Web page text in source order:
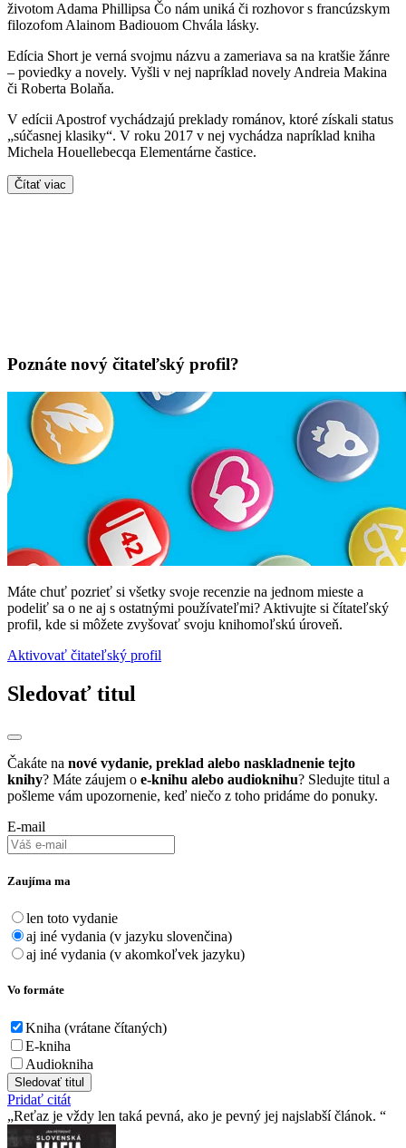
životom Adama Phillipsa Čo nám uniká či rozhovor s francúzskym
filozofom Alainom Badiouom Chvála lásky.
Edícia Short je verná svojmu názvu a zameriava sa na kratšie žánre
– poviedky a novely. Vyšli v nej napríklad novely Andreia Makina
či Roberta Bolaňa.
V edícii Apostrof vychádzajú preklady románov, ktoré získali status
„súčasnej klasiky“. V roku 2017 v nej vychádza napríklad kniha
Michela Houellebecqa Elementárne častice.
Čítať viac
Poznáte nový čitateľský profil?
Máte chuť pozrieť si všetky svoje recenzie na jednom mieste a
podeliť sa o ne aj s ostatnými používateľmi? Aktivujte si čítateľský
profil, kde si môžete zvyšovať svoju knihomoľskú úroveň.
Aktivovať čitateľský profil
Sledovať titul
Čakáte na nové vydanie, preklad alebo naskladnenie tejto
knihy? Máte záujem o e-knihu alebo audioknihu? Sledujte titul a
pošleme vám upozornenie, keď niečo z toho pridáme do ponuky.
E-mail
Zaujíma ma
len toto vydanie
aj iné vydania (v jazyku slovenčina)
aj iné vydania (v akomkoľvek jazyku)
Vo formáte
Kniha (vrátane čítaných)
E-kniha
Audiokniha
Sledovať titul
Pridať citát
Reťaz je vždy len taká pevná, ako je pevný jej najslabší­ článok.